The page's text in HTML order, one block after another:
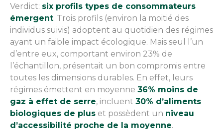
Verdict: six profils types de consommateurs
émergent. Trois profils (environ la moitié des
individus suivis) adoptent au quotidien des régimes
ayant un faible impact écologique. Mais seul l’un
d’entre eux, comportant environ 23% de
l’échantillon, présentait un bon compromis entre
toutes les dimensions durables. En effet, leurs
régimes émettent en moyenne 36% moins de
gaz à effet de serre, incluent 30% d’aliments
biologiques de plus et possèdent un niveau
d’accessibilité proche de la moyenne.